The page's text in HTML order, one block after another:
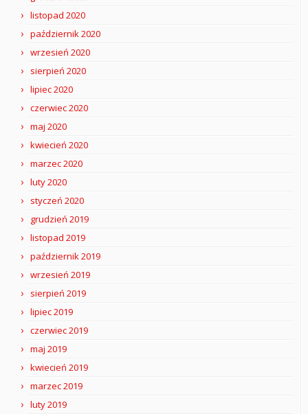
listopad 2020
październik 2020
wrzesień 2020
sierpień 2020
lipiec 2020
czerwiec 2020
maj 2020
kwiecień 2020
marzec 2020
luty 2020
styczeń 2020
grudzień 2019
listopad 2019
październik 2019
wrzesień 2019
sierpień 2019
lipiec 2019
czerwiec 2019
maj 2019
kwiecień 2019
marzec 2019
luty 2019